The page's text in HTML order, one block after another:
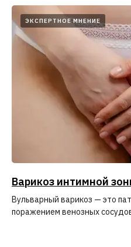
ЭКСПЕРТНОЕ МНЕНИЕ
Варикоз интимной
Вульварный варикоз — это
поражением венозных